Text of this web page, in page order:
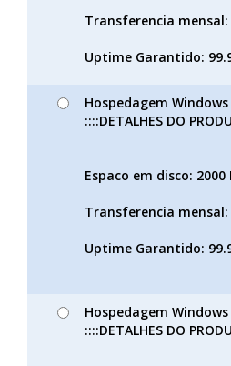
Transferencia mensal:
Uptime Garantido:
Hospedagem Windows
::::DETALHES DO
Espaco em disco: 2000
Transferencia mensal:
Uptime Garantido:
Hospedagem Windows
::::DETALHES DO